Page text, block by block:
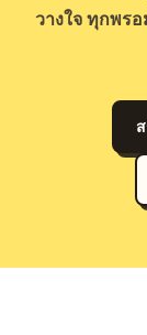
วางใจ ทุกพร